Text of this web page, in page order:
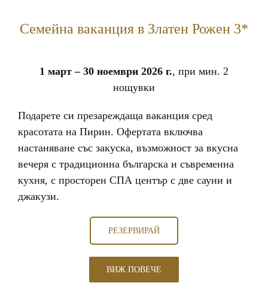
Семейна ваканция в Златен Рожен 3*
1 март – 30 ноември 2026 г., при мин. 2
нощувки
Подарете си презареждаща ваканция сред
красотата на Пирин. Офертата включва
настаняване със закуска, възможност за вкусна
вечеря с традиционна българска и съвременна
кухня, с просторен СПА център с две сауни и
джакузи.
РЕЗЕРВИРАЙ
ВИЖ ПОВЕЧЕ